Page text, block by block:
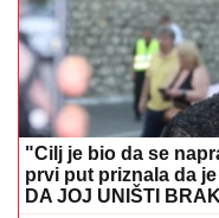
"Cilj je bio da se
prvi put priznala da
DA JOJ UNIŠTI